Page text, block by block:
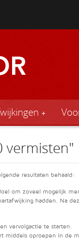
vermisten"
resultaten behaald:
om zoveel mogelijk
hadden. Na
vervolgactie te starten.
middels oproepen in de